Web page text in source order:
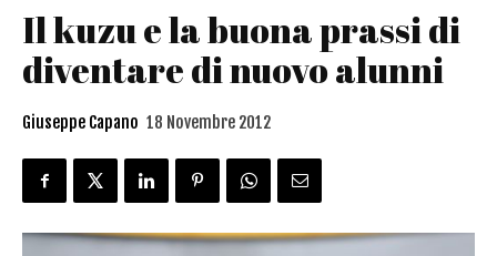
Il kuzu e la buona prassi di
diventare di nuovo alunni
Giuseppe Capano 18 Novembre 2012